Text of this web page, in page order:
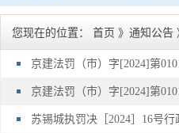
您现在的位置： 首页 》 通知公告
京建法罚（市）字[2024]第
京建法罚（市）字[2024]第
苏锡城执罚决［2024］16号